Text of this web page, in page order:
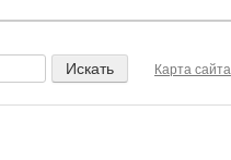
Карта сайта